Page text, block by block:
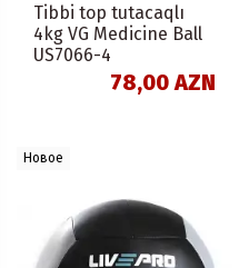
Tibbi top tutacaqlı
4kg VG Medicine Ball
US7066-4
78,00 AZN
Новое